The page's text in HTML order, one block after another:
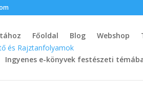
Főoldal Blog Webshop
Ingyenes e-könyvek festészeti